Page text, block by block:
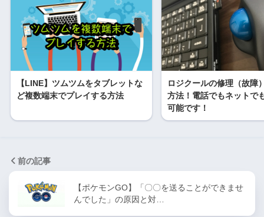
【LINE】ツムツムをタブレットな
ど複数端末でプレイする方法
ロジクールの修理（故障
方法！電話でもネットで
可能です！
前の記事
【ポケモンGO】「〇〇を送ることができませ
んでした」の原因と対…